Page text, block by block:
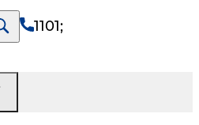
1101;